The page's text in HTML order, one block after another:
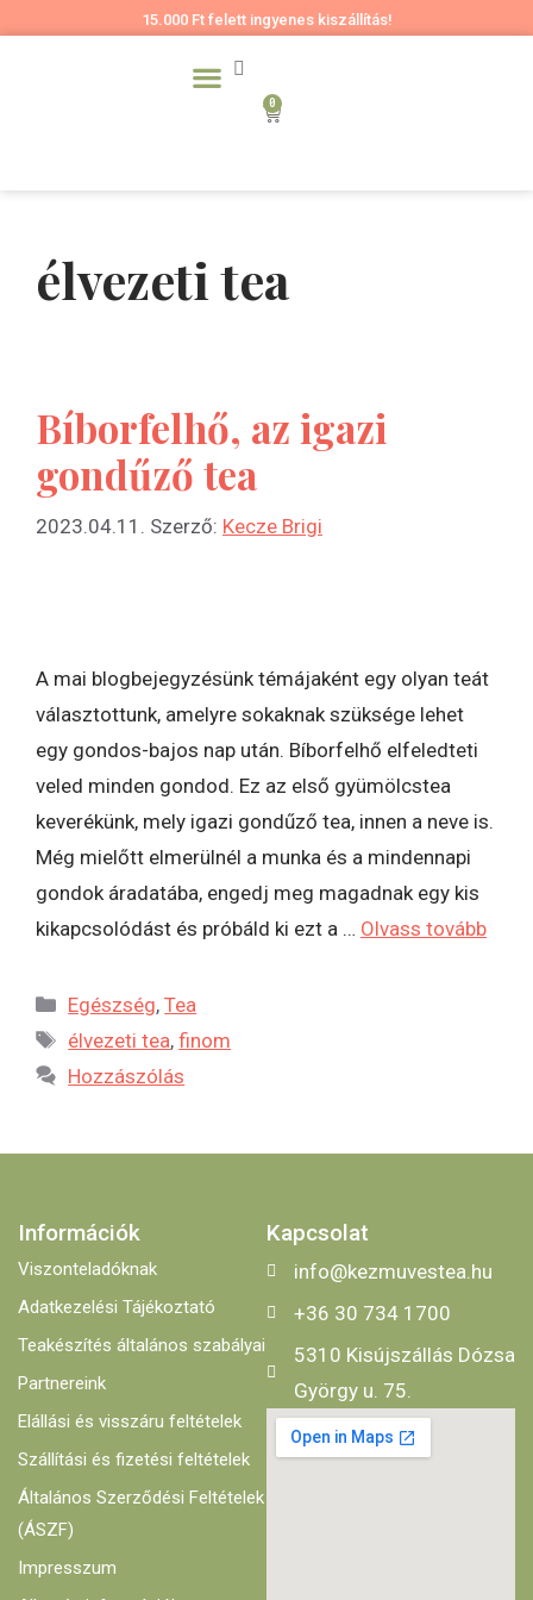
15.000 Ft felett ingyenes kiszállítás!
0
élvezeti tea
Bíborfelhő, az igazi
gondűző tea
2023.04.11. Szerző: Kecze Brigi
A mai blogbejegyzésünk témájaként egy olyan teát
választottunk, amelyre sokaknak szüksége lehet
egy gondos-bajos nap után. Bíborfelhő elfeledteti
veled minden gondod. Ez az első gyümölcstea
keverékünk, mely igazi gondűző tea, innen a neve is.
Még mielőtt elmerülnél a munka és a mindennapi
gondok áradatába, engedj meg magadnak egy kis
kikapcsolódást és próbáld ki ezt a … Olvass tovább
Egészség,Tea
élvezeti tea,finom
Hozzászólás
Információk
Viszonteladóknak
Adatkezelési Tájékoztató
Teakészítés általános szabályai
Partnereink
Elállási és visszáru feltételek
Szállítási és fizetési feltételek
Általános Szerződési Feltételek
(ÁSZF)
Impresszum
Kapcsolat
info@kezmuvestea.hu
+36 30 734 1700
5310 Kisújszállás Dózsa
György u. 75.